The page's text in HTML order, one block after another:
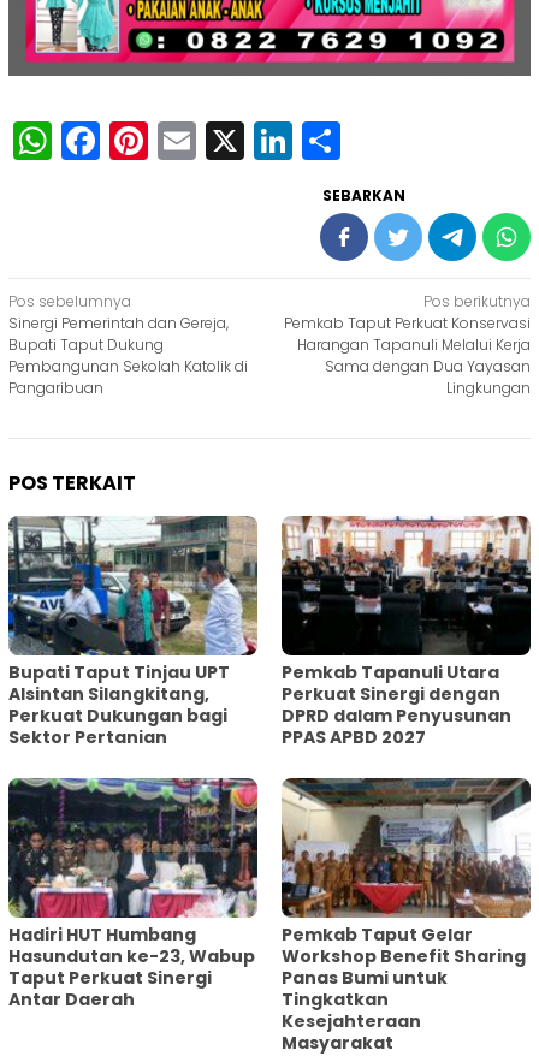
WhatsApp
Facebook
Pinterest
Email
X LinkedIn
SEBARKAN
Navigasi
pos
Pos sebelumnya
Sinergi Pemerintah dan Gereja,
Bupati Taput Dukung
Pembangunan Sekolah Katolik di
Pangaribuan
Pos berikutnya
Pemkab Taput Perkuat Konservasi
Harangan Tapanuli Melalui Kerja
Sama dengan Dua Yayasan
Lingkungan
POS TERKAIT
Bupati Taput Tinjau UPT
Alsintan Silangkitang,
Perkuat Dukungan bagi
Sektor Pertanian
Pemkab Tapanuli Utara
Perkuat Sinergi dengan
DPRD dalam Penyusunan
PPAS APBD 2027
Hadiri HUT Humbang
Hasundutan ke-23, Wabup
Taput Perkuat Sinergi
Antar Daerah
Pemkab Taput Gelar
Workshop Benefit Sharing
Panas Bumi untuk
Tingkatkan
Kesejahteraan
Masyarakat